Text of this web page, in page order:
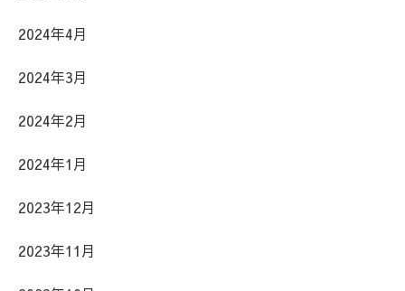
2024年4月
2024年3月
2024年2月
2024年1月
2023年12月
2023年11月